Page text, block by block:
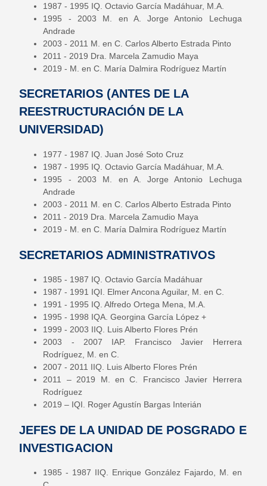
1987 - 1995 IQ. Octavio García Madáhuar, M.A.
1995 - 2003 M. en A. Jorge Antonio Lechuga
Andrade
2003 - 2011 M. en C. Carlos Alberto Estrada Pinto
2011 - 2019 Dra. Marcela Zamudio Maya
2019 - M. en C. María Dalmira Rodríguez Martín
SECRETARIOS (ANTES DE LA
REESTRUCTURACIÓN DE LA
UNIVERSIDAD)
1977 - 1987 IQ. Juan José Soto Cruz
1987 - 1995 IQ. Octavio García Madáhuar, M.A.
1995 - 2003 M. en A. Jorge Antonio Lechuga
Andrade
2003 - 2011 M. en C. Carlos Alberto Estrada Pinto
2011 - 2019 Dra. Marcela Zamudio Maya
2019 - M. en C. María Dalmira Rodríguez Martín
SECRETARIOS ADMINISTRATIVOS
1985 - 1987 IQ. Octavio García Madáhuar
1987 - 1991 IQI. Elmer Ancona Aguilar, M. en C.
1991 - 1995 IQ. Alfredo Ortega Mena, M.A.
1995 - 1998 IQA. Georgina García López +
1999 - 2003 IIQ. Luis Alberto Flores Prén
2003 - 2007 IAP. Francisco Javier Herrera
Rodríguez, M. en C.
2007 - 2011 IIQ. Luis Alberto Flores Prén
2011 – 2019 M. en C. Francisco Javier Herrera
Rodríguez
2019 – IQI. Roger Agustín Bargas Interián
JEFES DE LA UNIDAD DE POSGRADO E
INVESTIGACION
1985 - 1987 IIQ. Enrique González Fajardo, M. en